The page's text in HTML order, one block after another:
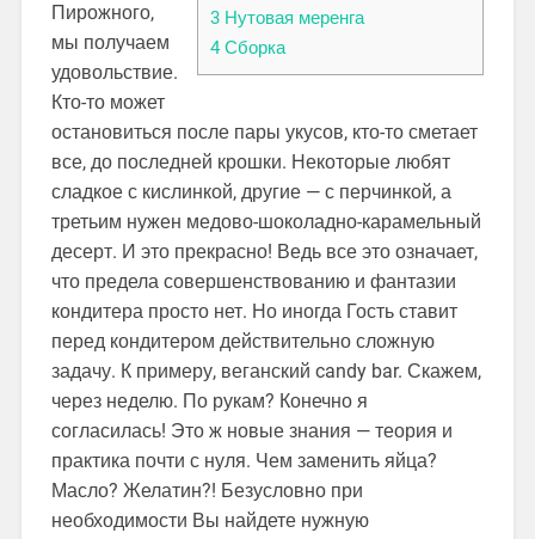
3 Нутовая меренга
4 Сборка
Пирожного,
мы получаем
удовольствие.
Кто-то может
остановиться после пары укусов, кто-то сметает
все, до последней крошки. Некоторые любят
сладкое с кислинкой, другие — с перчинкой, а
третьим нужен медово-шоколадно-карамельный
десерт. И это прекрасно! Ведь все это означает,
что предела совершенствованию и фантазии
кондитера просто нет. Но иногда Гость ставит
перед кондитером действительно сложную
задачу. К примеру, веганский candy bar. Скажем,
через неделю. По рукам? Конечно я
согласилась! Это ж новые знания — теория и
практика почти с нуля. Чем заменить яйца?
Масло? Желатин?! Безусловно при
необходимости Вы найдете нужную